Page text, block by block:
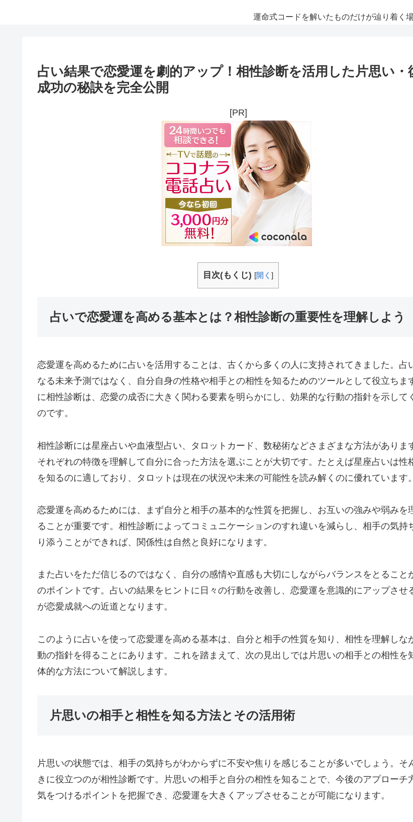
運命式コードを解いたものだけが辿り着く
占い結果で恋愛運を劇的アップ！相性診断を活用した片思い・
成功の秘訣を完全公開
[PR]
目次(もくじ) [開く ]
占いで恋愛運を高める基本とは？相性診断の重要性を理解しよう
恋愛運を高めるために占いを活用することは、古くから多くの人に支持されてきました。占
なる未来予測ではなく、自分自身の性格や相手との相性を知るためのツールとして役立ちま
に相性診断は、恋愛の成否に大きく関わる要素を明らかにし、効果的な行動の指針を示して
のです。
相性診断には星座占いや血液型占い、タロットカード、数秘術などさまざまな方法がありま
それぞれの特徴を理解して自分に合った方法を選ぶことが大切です。たとえば星座占いは性
を知るのに適しており、タロットは現在の状況や未来の可能性を読み解くのに優れています。
恋愛運を高めるためには、まず自分と相手の基本的な性質を把握し、お互いの強みや弱みを
ることが重要です。相性診断によってコミュニケーションのすれ違いを減らし、相手の気持
り添うことができれば、関係性は自然と良好になります。
また占いをただ信じるのではなく、自分の感情や直感も大切にしながらバランスをとること
のポイントです。占いの結果をヒントに日々の行動を改善し、恋愛運を意識的にアップさせ
が恋愛成就への近道となります。
このように占いを使って恋愛運を高める基本は、自分と相手の性質を知り、相性を理解しな
動の指針を得ることにあります。これを踏まえて、次の見出しでは片思いの相手との相性を
体的な方法について解説します。
片思いの相手と相性を知る方法とその活用術
片思いの状態では、相手の気持ちがわからずに不安や焦りを感じることが多いでしょう。そ
きに役立つのが相性診断です。片思いの相手と自分の相性を知ることで、今後のアプローチ
気をつけるポイントを把握でき、恋愛運を大きくアップさせることが可能になります。